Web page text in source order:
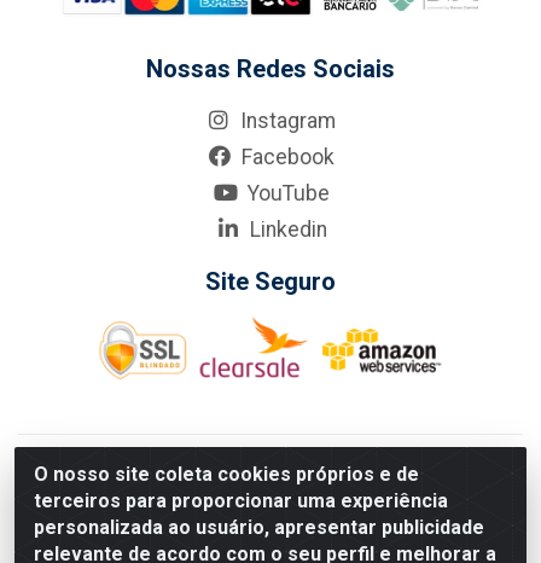
O nosso site coleta cookies próprios e de
terceiros para proporcionar uma experiência
personalizada ao usuário, apresentar publicidade
relevante de acordo com o seu perfil e melhorar a
Nossas Redes Sociais
Instagram
Facebook
YouTube
Linkedin
Site Seguro
KarneKeijo Logistica Integrada LTDA - Rod. Br-101 Sul, nº3700
- Barro, Recife/PE, 50900-400 CNPJ: 24.150.377/0001-95
Estados atendidos pela KarneKeijo: PE, PB e RN.